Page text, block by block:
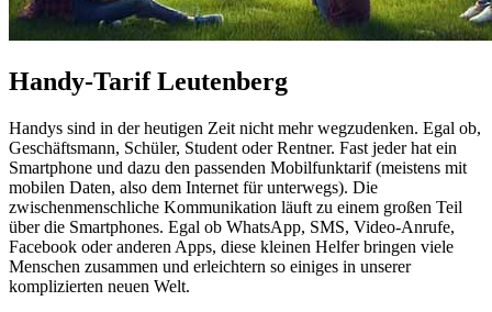
Handy-Tarif Leutenberg
Handys sind in der heutigen Zeit nicht mehr wegzudenken. Egal ob,
Geschäftsmann, Schüler, Student oder Rentner. Fast jeder hat ein
Smartphone und dazu den passenden Mobilfunktarif (meistens mit
mobilen Daten, also dem Internet für unterwegs). Die
zwischenmenschliche Kommunikation läuft zu einem großen Teil
über die Smartphones. Egal ob WhatsApp, SMS, Video-Anrufe,
Facebook oder anderen Apps, diese kleinen Helfer bringen viele
Menschen zusammen und erleichtern so einiges in unserer
komplizierten neuen Welt.